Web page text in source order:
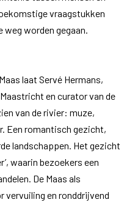
vraagstukken
worden gegaan.
laat Servé Hermans,
en curator van de
van de rivier: muze,
Een romantisch gezicht,
landschappen. Het gezicht
waarin bezoekers een
De Maas als
vervuiling en ronddrijvend